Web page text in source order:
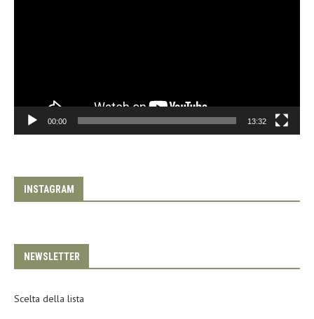
00:00 13:32
INSTAGRAM
NEWSLETTER
Scelta della lista